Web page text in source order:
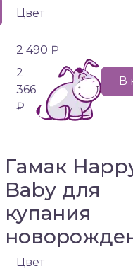
Цвет
2 490 ₽
2
366
₽
В
Гамак
Baby для
купания
Цвет